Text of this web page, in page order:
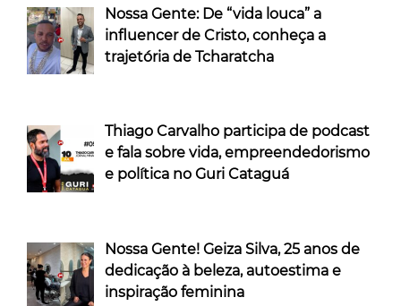
Nossa Gente: De “vida louca” a
influencer de Cristo, conheça a
trajetória de Tcharatcha
Thiago Carvalho participa de podcast
e fala sobre vida, empreendedorismo
e política no Guri Cataguá
Nossa Gente! Geiza Silva, 25 anos de
dedicação à beleza, autoestima e
inspiração feminina